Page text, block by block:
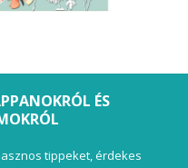
ÉS
tippeket, érdekes